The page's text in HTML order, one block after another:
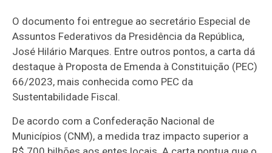
O documento foi entregue ao secretário Especial de
Assuntos Federativos da Presidência da República,
José Hilário Marques. Entre outros pontos, a carta dá
destaque à Proposta de Emenda à Constituição (PEC)
66/2023, mais conhecida como PEC da
Sustentabilidade Fiscal.
De acordo com a Confederação Nacional de
Municípios (CNM), a medida traz impacto superior a